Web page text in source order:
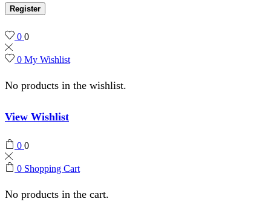
Register
0 0
0 My Wishlist
No products in the wishlist.
View Wishlist
0 0
0 Shopping Cart
No products in the cart.